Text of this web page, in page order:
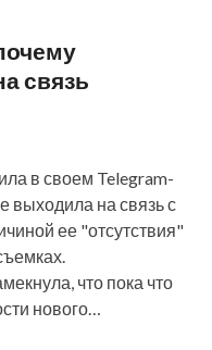
связь
в своем Telegram-
выходила на связь с
ее "отсутствия"
что пока что
нового…